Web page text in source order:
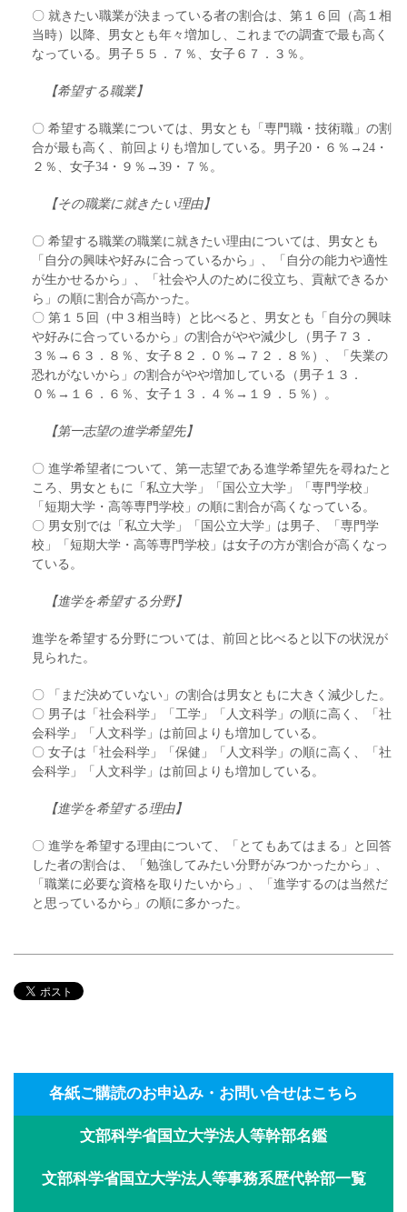
〇 就きたい職業が決まっている者の割合は、第１６回（高１相
当時）以降、男女とも年々増加し、これまでの調査で最も高く
なっている。男子５５．７％、女子６７．３％。
【希望する職業】
〇 希望する職業については、男女とも「専門職・技術職」の割
合が最も高く、前回よりも増加している。男子20・６％→24・
２％、女子34・９％→39・７％。
【その職業に就きたい理由】
〇 希望する職業の職業に就きたい理由については、男女とも
「自分の興味や好みに合っているから」、「自分の能力や適性
が生かせるから」、「社会や人のために役立ち、貢献できるか
ら」の順に割合が高かった。
〇 第１５回（中３相当時）と比べると、男女とも「自分の興味
や好みに合っているから」の割合がやや減少し（男子７３．
３％→６３．８％、女子８２．０％→７２．８％）、「失業の
恐れがないから」の割合がやや増加している（男子１３．
０％→１６．６％、女子１３．４％→１９．５％）。
【第一志望の進学希望先】
〇 進学希望者について、第一志望である進学希望先を尋ねたと
ころ、男女ともに「私立大学」「国公立大学」「専門学校」
「短期大学・高等専門学校」の順に割合が高くなっている。
〇 男女別では「私立大学」「国公立大学」は男子、「専門学
校」「短期大学・高等専門学校」は女子の方が割合が高くなっ
ている。
【進学を希望する分野】
進学を希望する分野については、前回と比べると以下の状況が
見られた。
〇 「まだ決めていない」の割合は男女ともに大きく減少した。
〇 男子は「社会科学」「工学」「人文科学」の順に高く、「社
会科学」「人文科学」は前回よりも増加している。
〇 女子は「社会科学」「保健」「人文科学」の順に高く、「社
会科学」「人文科学」は前回よりも増加している。
【進学を希望する理由】
〇 進学を希望する理由について、「とてもあてはまる」と回答
した者の割合は、「勉強してみたい分野がみつかったから」、
「職業に必要な資格を取りたいから」、「進学するのは当然だ
と思っているから」の順に多かった。
各紙ご購読のお申込み・お問い合せはこちら
文部科学省国立大学法人等幹部名鑑
文部科学省国立大学法人等事務系歴代幹部一覧